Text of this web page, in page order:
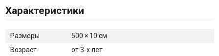
Характеристики
Размеры
500 × 10 см
Возраст
от 3-х лет